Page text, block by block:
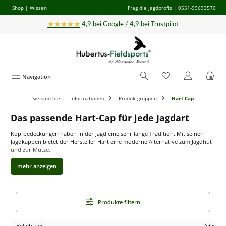
Zum Hauptinhalt springen
Shop | Wissen Frag die Jagdprofis | 0551-99693570
★★★★★ 4,9 bei Google / 4,9 bei Trustpilot
Navigation
Sie sind hier: Informationen Produktgruppen Hart Cap
Das passende Hart-Cap für jede Jagdart
Kopfbedeckungen haben in der Jagd eine sehr lange Tradition. Mit seinen
Jagdkappen bietet der Hersteller Hart eine moderne Alternative zum Jagdhut
und zur Mütze.
Hart-Caps mit vielseitigen Designs
nicht nur zuverlässig vor starker Sonneneinstrahlung, Nieselregen oder
leichtem Wind schützen. Jagdcaps erfüllen je nach Design auch ganz spezielle
Zwecke:
Produkte filtern